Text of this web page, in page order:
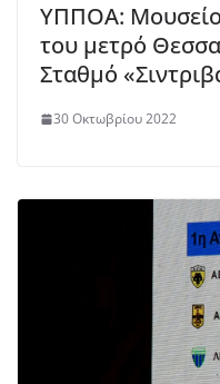
ΥΠΠΟΑ: Μουσείο
του μετρό
Σταθμό
30 Οκτωβρίου 2022